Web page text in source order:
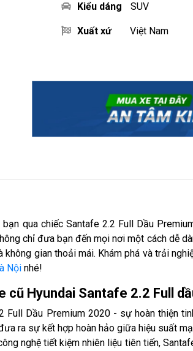
Kiểu dáng SUV
Xuất xứ Việt Nam
qua chiếc Santafe 2.2 Full Dầu
chỉ đưa bạn đến mọi nơi một cách dễ
không gian thoải mái. Khám phá và trải
Nộinhé!
cũ Hyundai Santafe 2.2 Full
Full Dầu Premium 2020 - sự hoàn thiện
ra sự kết hợp hoàn hảo giữa hiệu suất
nghệ tiết kiệm nhiên liệu tiên tiến,